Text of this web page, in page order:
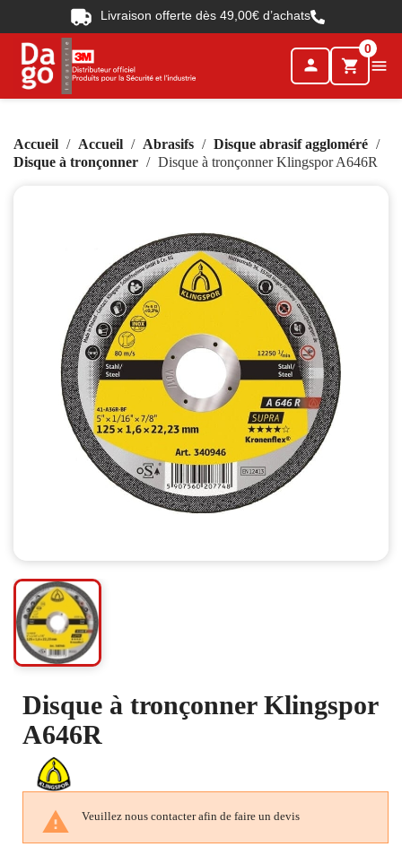
Livraison offerte dès 49,00€ d’achats
person shopping_cart
0

Accueil Accueil Abrasifs
Disque abrasif aggloméré
Disque à tronçonner
Disque à tronçonner Klingspor A646R
Disque à tronçonner Klingspor
A646R
 Veuillez nous contacter afin de faire un devis